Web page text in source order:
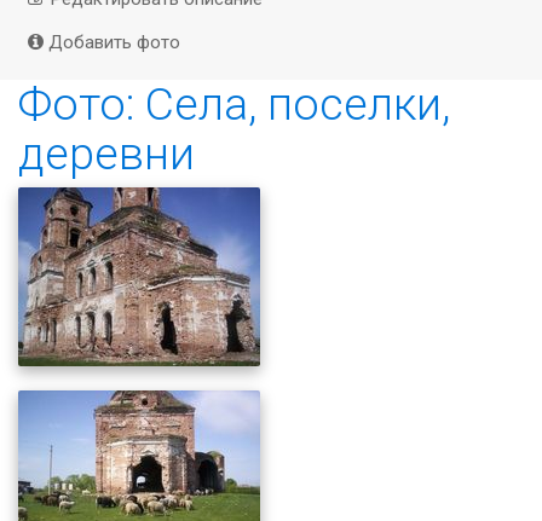
Добавить фото
Фото: Села, поселки,
деревни